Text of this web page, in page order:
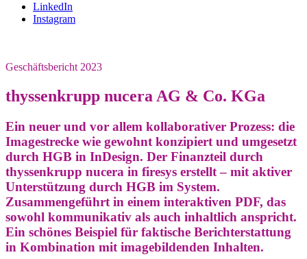
LinkedIn
Instagram
Geschäftsbericht 2023
thyssenkrupp nucera AG & Co. KGa
Ein neuer und vor allem kollaborativer Prozess: die
Imagestrecke wie gewohnt konzipiert und umgesetzt
durch HGB in InDesign. Der Finanzteil durch
thyssenkrupp nucera in firesys erstellt – mit aktiver
Unterstützung durch HGB im System.
Zusammengeführt in einem interaktiven PDF, das
sowohl kommunikativ als auch inhaltlich anspricht.
Ein schönes Beispiel für faktische Berichterstattung
in Kombination mit imagebildenden Inhalten.